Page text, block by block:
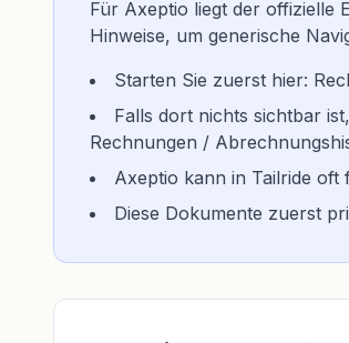
Für Axeptio liegt der offizielle
Hinweise, um generische
Starten Sie zuerst hier:
Falls dort nichts sichtbar
Rechnungen /
Axeptio kann in Tailride
Diese Dokumente zuerst